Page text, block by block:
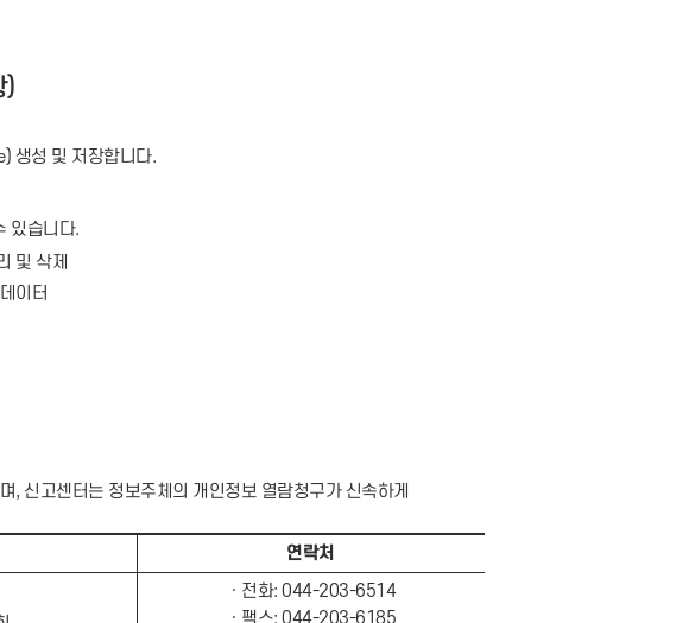
)
생성 및 저장합니다.
있습니다.
및 삭제
이터
, 신고센터는 정보주체의 개인정보 열람청구가 신속하게
연락처
ㆍ전화: 044-203-6514
ㆍ팩스: 044-203-6185